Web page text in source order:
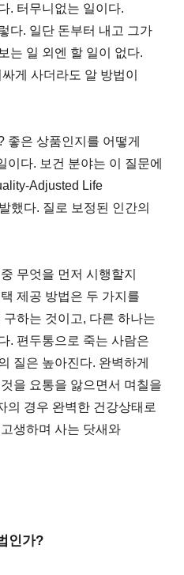
. 터무니없는 일이다.
다. 일단 돈부터 내고 그가
는 일 외엔 할 일이 없다.
게 사더라도 알 방법이
좋은 상품인지를 어떻게
이다. 보건 분야는 이 질문에
Adjusted Life
했다. 질로 보정된 인간의
무엇을 먼저 시행할지
제공 방법은 두 가지를
하는 것이고, 다른 하나는
. 편두통으로 죽는 사람은
질은 높아진다. 완벽하게
을 요통을 앓으면서 며칠을
의 경우 완벽한 건강상태로
생하며 사는 닷새와
인가?